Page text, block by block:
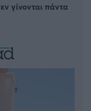
γίνονται πάντα